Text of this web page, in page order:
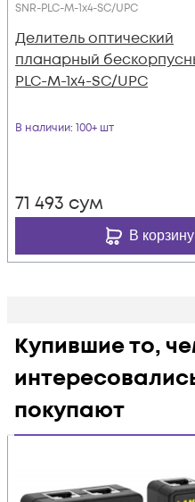
SNR-PLC-M-1x4-SC/UPC
Делитель оптический
планарный
PLC-M-1x4-SC/UPC
В наличии: 100+ шт
71 493 сум
В корзину
Купившие то,
покупают